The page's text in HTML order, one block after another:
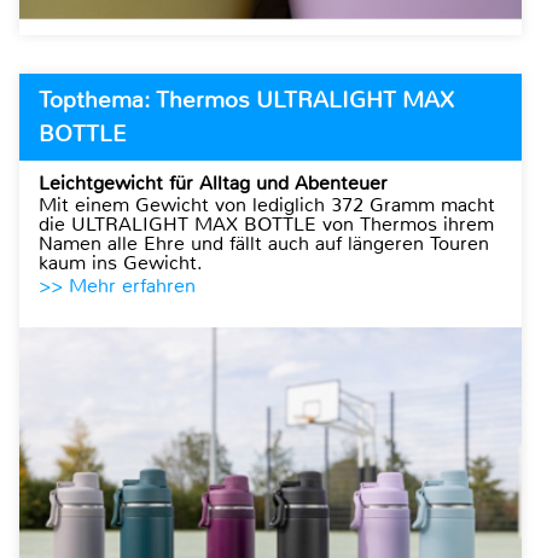
Topthema: Thermos ULTRALIGHT MAX
BOTTLE
Leichtgewicht für Alltag und Abenteuer
Mit einem Gewicht von lediglich 372 Gramm macht
die ULTRALIGHT MAX BOTTLE von Thermos ihrem
Namen alle Ehre und fällt auch auf längeren Touren
kaum ins Gewicht.
>> Mehr erfahren